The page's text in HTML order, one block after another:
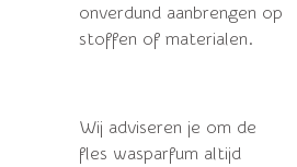
onverdund aanbrengen op
stoffen of materialen.
Wij adviseren je om de
fles wasparfum altijd